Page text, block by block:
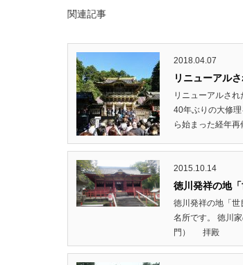
関連記事
2018.04.07
リニューアル
リニューアルさ
40年ぶりの大修
ら始まった経年
2015.10.14
徳川発祥の地「
徳川発祥の地「世
名所です。 徳川
門） 拝殿 由